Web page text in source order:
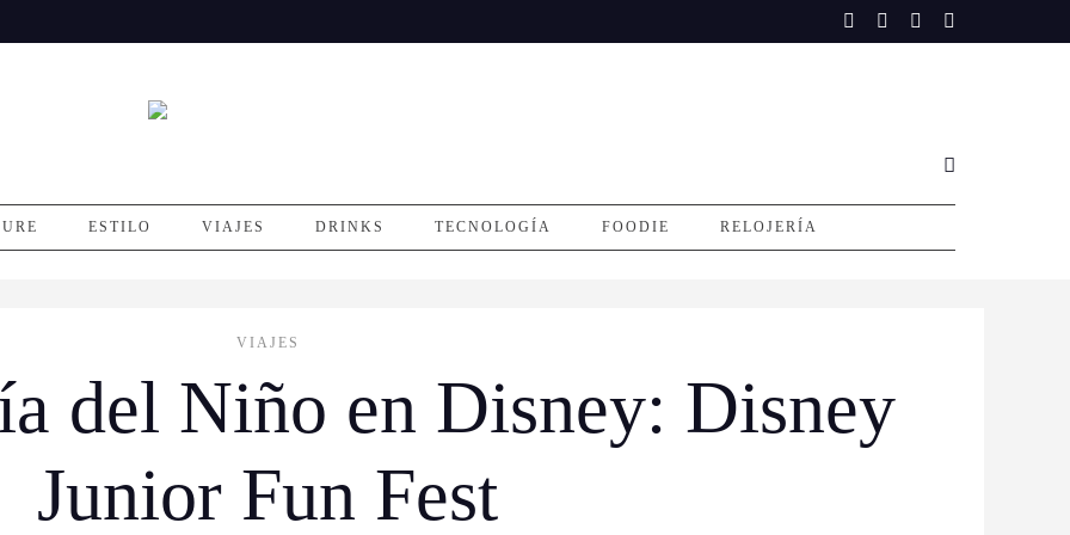
ESTILO VIAJES DRINKS TECNOLOGÍA FOODIE RELOJERÍA
VIAJES
del Niño en Disney: Disney
Junior Fun Fest